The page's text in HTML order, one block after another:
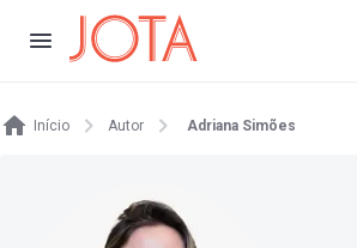
Início Autor Adriana Simões